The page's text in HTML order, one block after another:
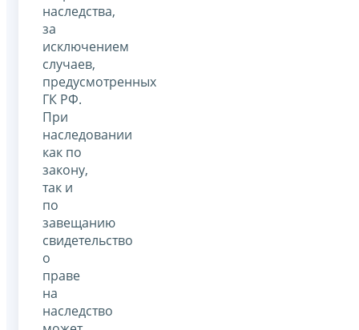
наследства,
за
исключением
случаев,
предусмотренных
ГК РФ.
При
наследовании
как по
закону,
так и
по
завещанию
свидетельство
о
праве
на
наследство